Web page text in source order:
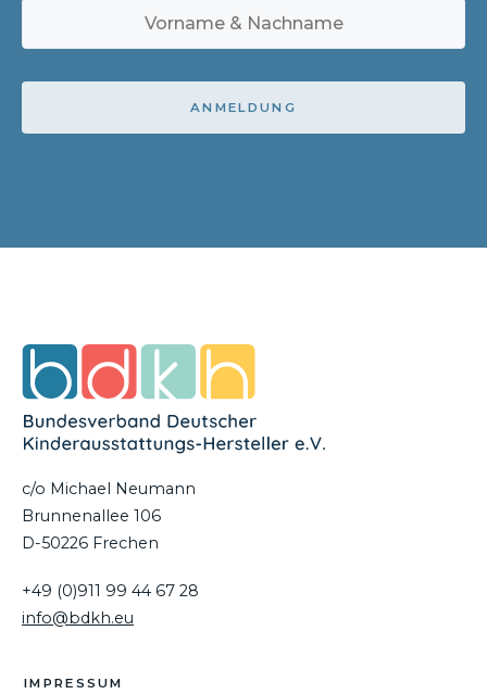
ANMELDUNG
c/o Michael Neumann
Brunnenallee 106
D-50226 Frechen
+49 (0)911 99 44 67 28
info@bdkh.eu
IMPRESSUM